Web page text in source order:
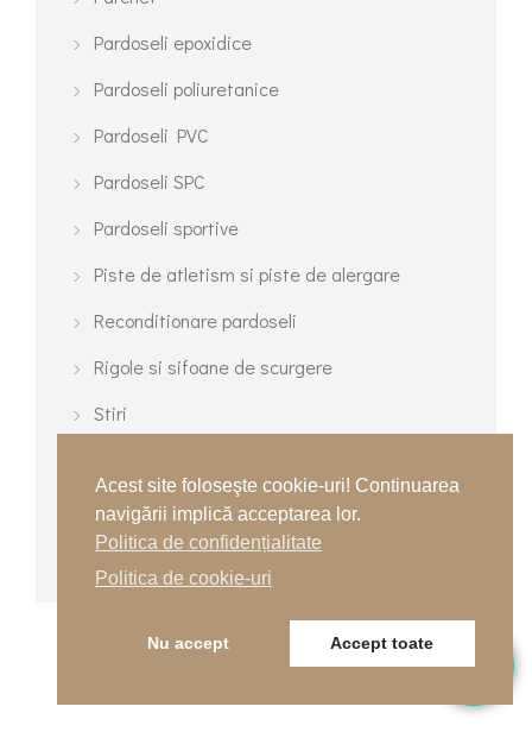
Pardoseli epoxidice
Pardoseli poliuretanice
Pardoseli PVC
Pardoseli SPC
Pardoseli sportive
Piste de atletism si piste de alergare
Reconditionare pardoseli
Rigole si sifoane de scurgere
Stiri
Terenuri de tenis
Terenuri turnate multisport
Acest site foloseşte cookie-uri! Continuarea
navigării implică acceptarea lor.
Politica de confidențialitate
Politica de cookie-uri
Nu accept Accept toate